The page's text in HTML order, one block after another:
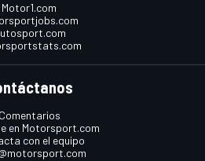
Motor1.com
Comentarios
en Motorsport.com
con el equipo